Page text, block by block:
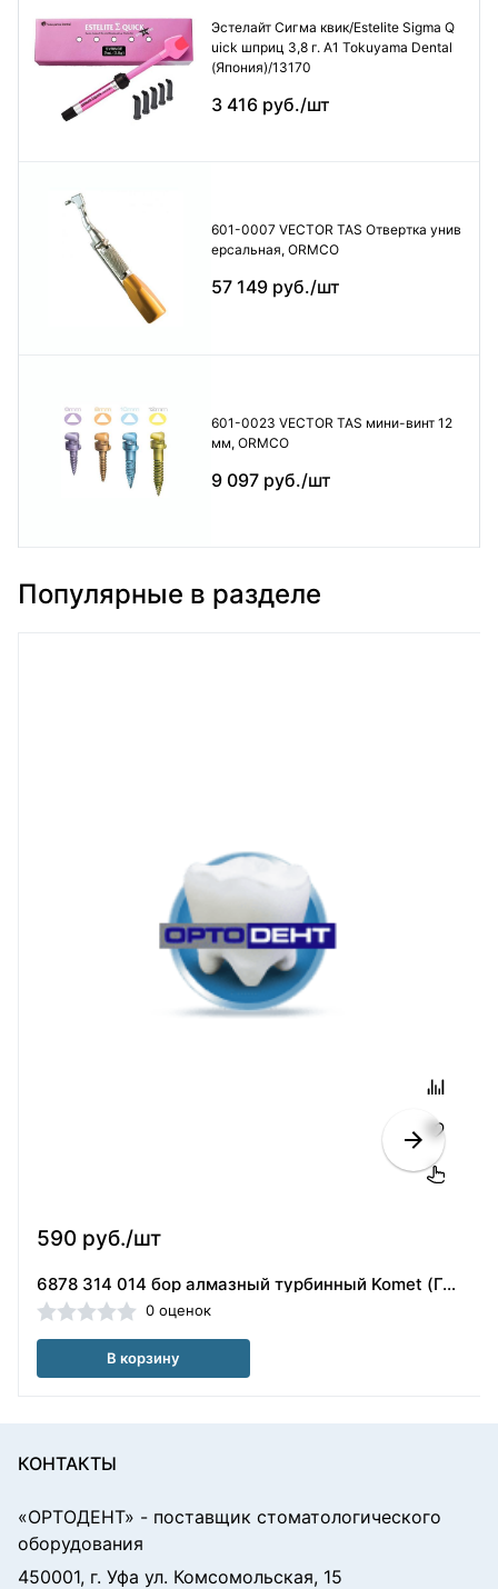
Эстелайт Сигма квик/Estelite Sigma Q
uick шприц 3,8 г. А1 Tokuyama Dental
(Япония)/13170
3 416 руб./шт
601-0007 VECTOR TAS Отвертка унив
ерсальная, ORMCO
57 149 руб./шт
601-0023 VECTOR TAS мини-винт 12
мм, ORMCO
9 097 руб./шт
Популярные в разделе
590 руб./шт
6878 314 014 бор алмазный турбинный Komet (Германия)
0 оценок
В корзину
КОНТАКТЫ
«ОРТОДЕНТ» - поставщик стоматологического
оборудования
450001, г. Уфа ул. Комсомольская, 15